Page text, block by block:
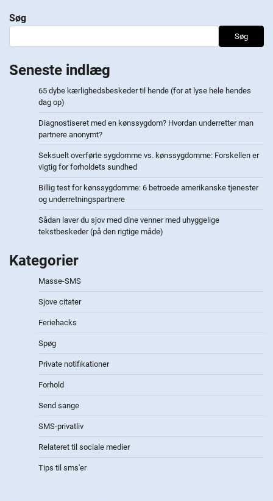
Søg
Søg
Seneste indlæg
65 dybe kærlighedsbeskeder til hende (for at lyse hele hendes
dag op)
Diagnostiseret med en kønssygdom? Hvordan underretter man
partnere anonymt?
Seksuelt overførte sygdomme vs. kønssygdomme: Forskellen er
vigtig for forholdets sundhed
Billig test for kønssygdomme: 6 betroede amerikanske tjenester
og underretningspartnere
Sådan laver du sjov med dine venner med uhyggelige
tekstbeskeder (på den rigtige måde)
Kategorier
Masse-SMS
Sjove citater
Feriehacks
Spøg
Private notifikationer
Forhold
Send sange
SMS-privatliv
Relateret til sociale medier
Tips til sms'er